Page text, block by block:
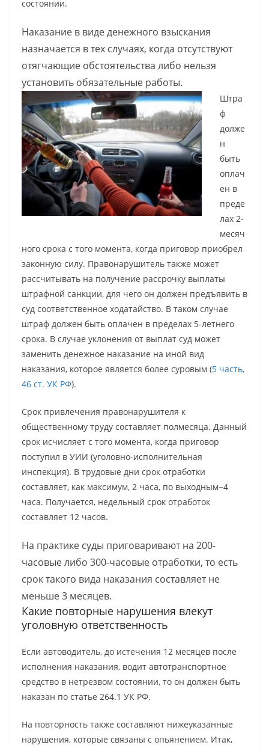
состоянии.
Наказание в виде денежного взыскания
назначается в тех случаях, когда отсутствуют
отягчающие обстоятельства либо нельзя
установить обязательные работы.
Штра
ф
долже
н
быть
оплач
ен в
преде
лах 2-
месяч
ного срока с того момента, когда приговор приобрел
законную силу. Правонарушитель также может
рассчитывать на получение рассрочку выплаты
штрафной санкции, для чего он должен предъявить в
суд соответственное ходатайство. В таком случае
штраф должен быть оплачен в пределах 5-летнего
срока. В случае уклонения от выплат суд может
заменить денежное наказание на иной вид
наказания, которое является более суровым (5 часть,
46 ст. УК РФ).
Срок привлечения правонарушителя к
общественному труду составляет полмесяца. Данный
срок исчисляет с того момента, когда приговор
поступил в УИИ (уголовно-исполнительная
инспекция). В трудовые дни срок отработки
составляет, как максимум, 2 часа, по выходным ̶ 4
часа. Получается, недельный срок отработок
составляет 12 часов.
На практике суды приговаривают на 200-
часовые либо 300-часовые отработки, то есть
срок такого вида наказания составляет не
меньше 3 месяцев.
Какие повторные нарушения влекут
уголовную ответственность
Если автоводитель, до истечения 12 месяцев после
исполнения наказания, водит автотранспортное
средство в нетрезвом состоянии, то он должен быть
наказан по статье 264.1 УК РФ.
На повторность также составляют нижеуказанные
нарушения, которые связаны с опьянением. Итак,